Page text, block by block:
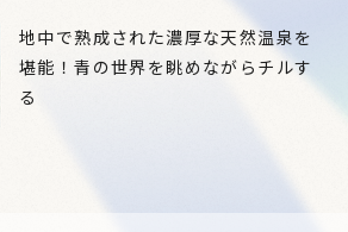
地中で熟成された濃厚な天然温泉を
堪能！青の世界を眺めながらチルす
る